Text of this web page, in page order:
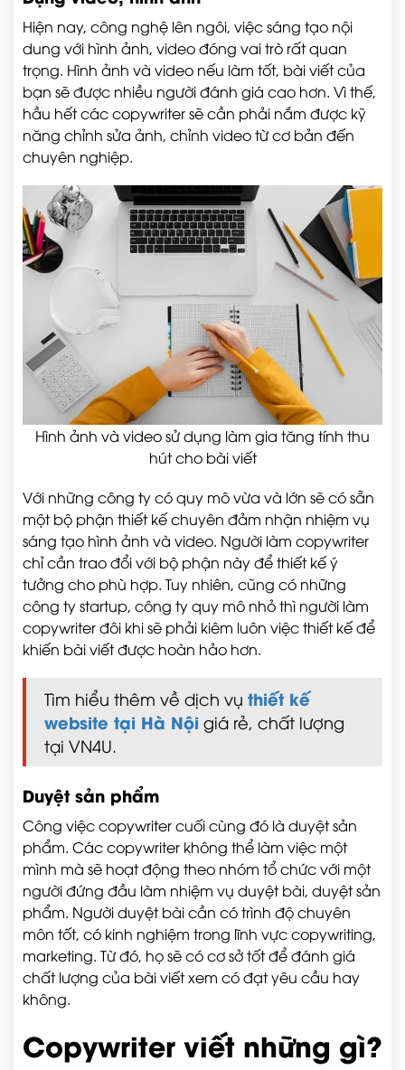
Hiện nay, công nghệ lên ngôi, việc sáng tạo nội
dung với hình ảnh, video đóng vai trò rất quan
trọng. Hình ảnh và video nếu làm tốt, bài viết của
bạn sẽ được nhiều người đánh giá cao hơn. Vì thế,
hầu hết các copywriter sẽ cần phải nắm được kỹ
năng chỉnh sửa ảnh, chỉnh video từ cơ bản đến
chuyên nghiệp.
Hình ảnh và video sử dụng làm gia tăng tính thu
hút cho bài viết
Với những công ty có quy mô vừa và lớn sẽ có sẵn
một bộ phận thiết kế chuyên đảm nhận nhiệm vụ
sáng tạo hình ảnh và video. Người làm copywriter
chỉ cần trao đổi với bộ phận này để thiết kế ý
tưởng cho phù hợp. Tuy nhiên, cũng có những
công ty startup, công ty quy mô nhỏ thì người làm
copywriter đôi khi sẽ phải kiêm luôn việc thiết kế để
khiến bài viết được hoàn hảo hơn.
Tìm hiểu thêm về dịch vụ thiết kế
website tại Hà Nội giá rẻ, chất lượng
tại VN4U.
Duyệt sản phẩm
Công việc copywriter cuối cùng đó là duyệt sản
phẩm. Các copywriter không thể làm việc một
mình mà sẽ hoạt động theo nhóm tổ chức với một
người đứng đầu làm nhiệm vụ duyệt bài, duyệt sản
phẩm. Người duyệt bài cần có trình độ chuyên
môn tốt, có kinh nghiệm trong lĩnh vực copywriting,
marketing. Từ đó, họ sẽ có cơ sở tốt để đánh giá
chất lượng của bài viết xem có đạt yêu cầu hay
không.
Copywriter viết những gì?